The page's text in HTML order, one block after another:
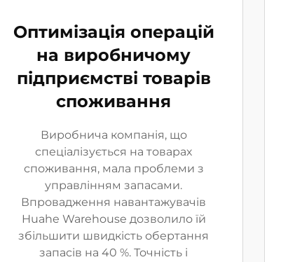
Оптимізація операцій
на виробничому
підприємстві товарів
споживання
Виробнича компанія, що
спеціалізується на товарах
споживання, мала проблеми з
управлінням запасами.
Впровадження навантажувачів
Huahe Warehouse дозволило їй
збільшити швидкість обертання
запасів на 40 %. Точність і